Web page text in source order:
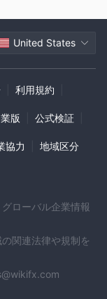
定されており、専
ます。
プラットフォーム
取引体験を妨げる
ことができ、重い
回入金額の20%に
供する取引プラッ
能の欠如が指摘さ
す可能性がありま
United States
利用規約
版 公式検証
協力 地域区分
ローバル企業情報
関連法律や規制を